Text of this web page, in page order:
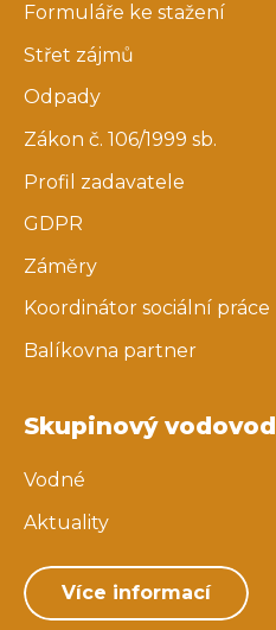
Formuláře ke stažení
Střet zájmů
Odpady
Zákon č. 106/1999 sb.
Profil zadavatele
GDPR
Záměry
Koordinátor sociální práce
Balíkovna partner
Skupinový vodovod
Vodné
Aktuality
Více informací